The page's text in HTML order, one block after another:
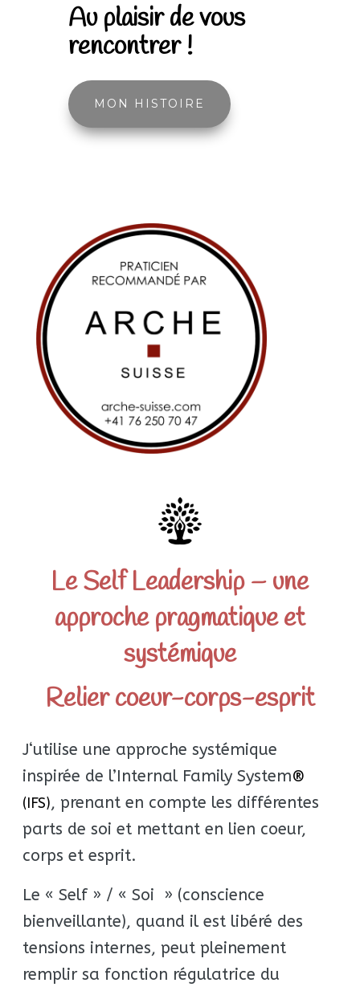
Au plaisir de vous
rencontrer !
MON HISTOIRE
Le Self Leadership – une
approche pragmatique et
systémique
Relier coeur-corps-esprit
J‘utilise une approche systémique
inspirée de l’Internal Family System®
(IFS), prenant en compte les différentes
parts de soi et mettant en lien coeur,
corps et esprit.
Le « Self » / « Soi » (conscience
bienveillante), quand il est libéré des
tensions internes, peut pleinement
remplir sa fonction régulatrice du